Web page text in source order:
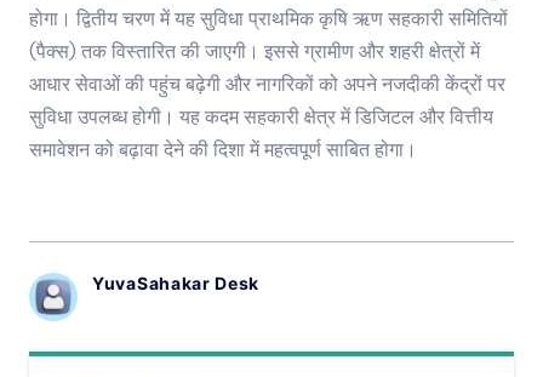
होगा। द्वितीय चरण में यह सुविधा प्राथमिक कृषि ऋण सहकारी समितियों
(पैक्स) तक विस्तारित की जाएगी। इससे ग्रामीण और शहरी क्षेत्रों में
आधार सेवाओं की पहुंच बढ़ेगी और नागरिकों को अपने नजदीकी केंद्रों पर
सुविधा उपलब्ध होगी। यह कदम सहकारी क्षेत्र में डिजिटल और वित्तीय
समावेशन को बढ़ावा देने की दिशा में महत्वपूर्ण साबित होगा।
YuvaSahakar Desk